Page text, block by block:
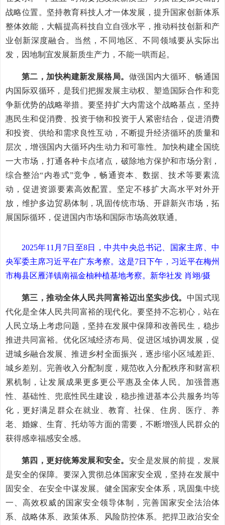
战略位置。坚持教育科技人才一体发展，提升国家创新体系
整体效能，大幅提高科技自立自强水平，推动科技创新和产
业创新深度融合。当然，不同地区、不同领域要从实际出
发，因地制宜发展新质生产力，不能一哄而起。
第二，加快构建新发展格局。 做强国内大循环、畅通国
内国际双循环，是我们把握发展主动权、塑造国际合作和竞
争新优势的战略举措。要坚持扩大内需这个战略基点，坚持
惠民生和促消费、投资于物和投资于人紧密结合，促进消费
和投资、供给和需求良性互动，不断提升经济循环的质量和
层次，增强国内大循环内生动力和可靠性。加快构建全国统
一大市场，打通各种卡点堵点，破除地方保护和市场分割，
综合整治“内卷式”竞争，畅通资本、数据、技术等要素流
动，促进资源要素高效配置。坚定不移扩大高水平对外开
放，维护多边贸易体制，巩固传统市场、开辟新兴市场，拓
展国际循环，促进国内市场和国际市场高效联通。
2025年11月7日至8日，中共中央总书记、国家主席、中
央军委主席习近平在广东考察。这是7日下午，习近平在梅州
市梅县区雁洋镇南福金柚种植基地考察。新华社发 肖翊/摄
第三，推动全体人民共同富裕迈出坚实步伐。 中国式现
代化是全体人民共同富裕的现代化。要坚持不忘初心，站在
人民立场上考虑问题，坚持在发展中保障和改善民生，稳步
推进共同富裕。优化区域经济布局、促进区域协调发展，促
进城乡融合发展、推进乡村全面振兴，逐步缩小区域差距、
城乡差别。完善收入分配制度，规范收入分配秩序和财富积
累机制，让发展成果更多更公平惠及全体人民。加强普惠
性、基础性、兜底性民生建设，稳步推进基本公共服务均等
化，更好满足群众在就业、教育、社保、住房、医疗、养
老、婚嫁、生育、托幼等方面的需要，不断增强人民群众的
获得感幸福感安全感。
第四，更好统筹发展和安全。 安全是发展的前提，发展
是安全的保障。要深入贯彻总体国家安全观，坚持在发展中
固安全、在安全中谋发展。健全国家安全体系，巩固集中统
一、高效权威的国家安全领导体制，完善国家安全法治体
系、战略体系、政策体系、风险防控体系。把捍卫政治安全